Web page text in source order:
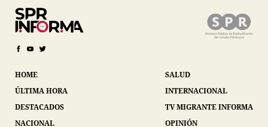
HOME
ÚLTIMA HORA
DESTACADOS
NACIONAL
SALUD
INTERNACIONAL
TV MIGRANTE INFORMA
OPINIÓN